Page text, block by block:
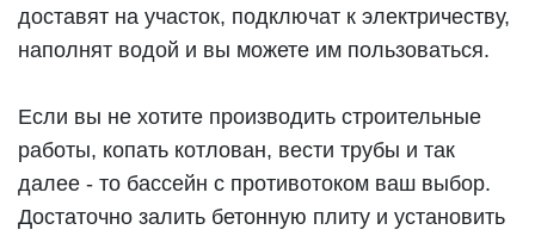
доставят на участок, подключат к электричеству,
наполнят водой и вы можете им пользоваться.
Если вы не хотите производить строительные
работы, копать котлован, вести трубы и так
далее - то бассейн с противотоком ваш выбор.
Достаточно залить бетонную плиту и установить